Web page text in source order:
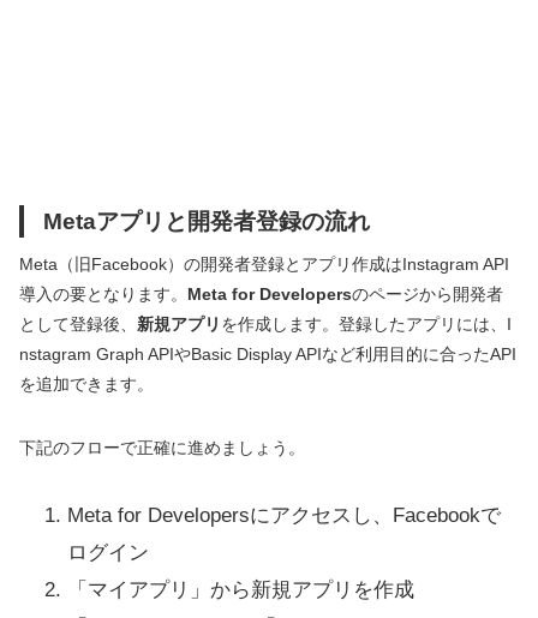
Metaアプリと開発者登録の流れ
Meta（旧Facebook）の開発者登録とアプリ作成はInstagram API
導入の要となります。 Meta for Developersのページから開発者
として登録後、 新規アプリ を作成します。登録したアプリには、I
nstagram Graph APIやBasic Display APIなど利用目的に合ったAPI
を追加できます。
下記のフローで正確に進めましょう。
Meta for Developersにアクセスし、Facebookで
ログイン
「マイアプリ」から新規アプリを作成